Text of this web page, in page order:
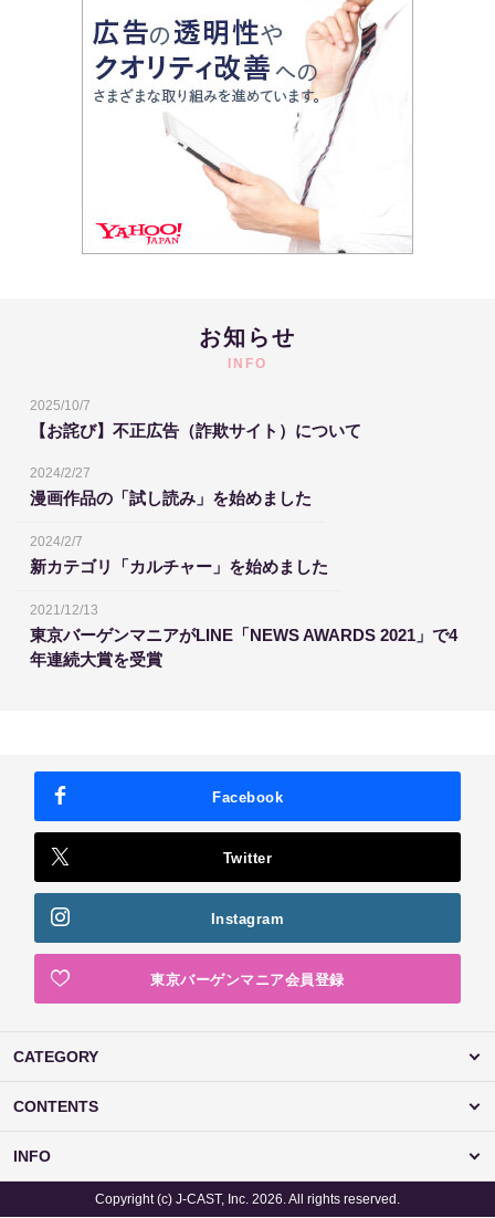
お知らせ
INFO
2025/10/7
【お詫び】不正広告（詐欺サイト）について
2024/2/27
漫画作品の「試し読み」を始めました
2024/2/7
新カテゴリ「カルチャー」を始めました
2021/12/13
東京バーゲンマニアがLINE「NEWS AWARDS 2021」で4
年連続大賞を受賞
Facebook
Twitter
Instagram
東京バーゲンマニア会員登録
CATEGORY
CONTENTS
INFO
Copyright (c) J-CAST, Inc. 2026. All rights reserved.